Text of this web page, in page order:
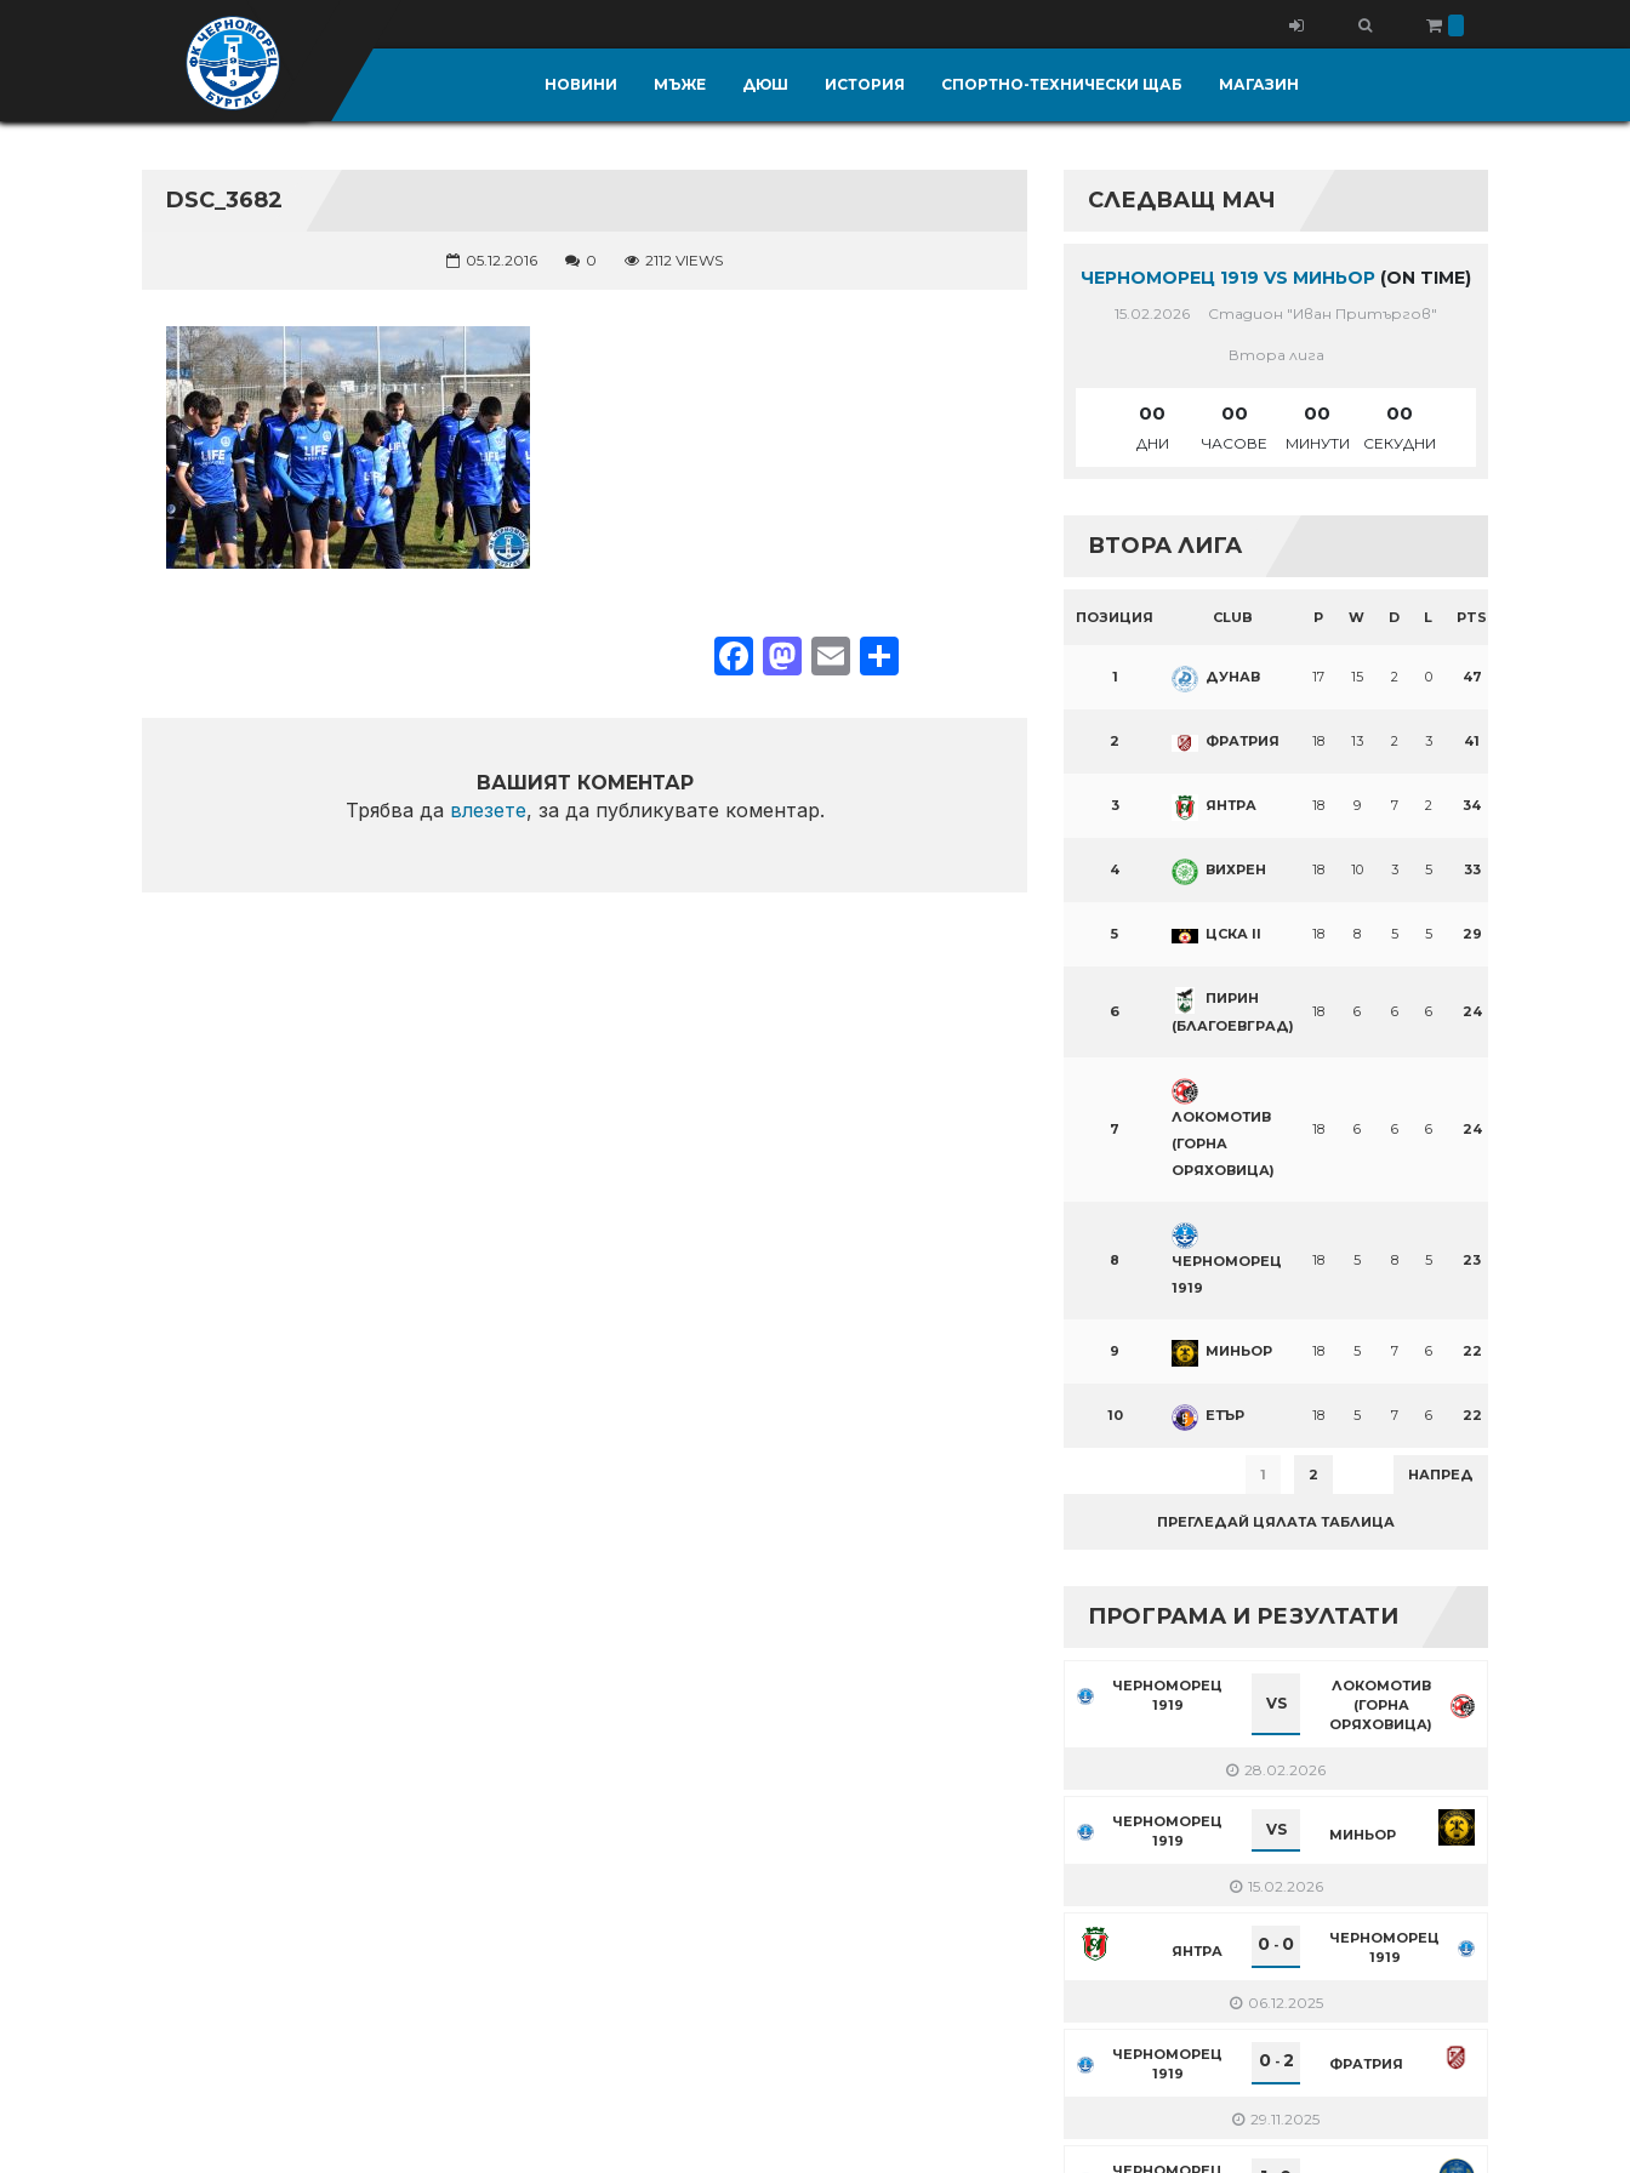
НОВИНИ МЪЖЕ ДЮШ ИСТОРИЯ СПОРТНО-ТЕХНИЧЕСКИ ЩАБ МАГАЗИН
DSC_3682
05.12.2016 0 2112 VIEWS
Facebook
Mastodon
EmailShare
ВАШИЯТ КОМЕНТАР
Трябва да влезете, за да публикувате коментар.
СЛЕДВАЩ МАЧ
ЧЕРНОМОРЕЦ 1919 VS МИНЬОР (ON TIME)
15.02.2026 Стадион "Иван Притъргов"
Втора лига
00
ДНИ
00
ЧАСОВЕ
00
МИНУТИ
00
СЕКУДНИ
ВТОРА ЛИГА
ПОЗИЦИЯ CLUB P W D L PTS
1 ДУНАВ 17 15 2 0 47
2 ФРАТРИЯ 18 13 2 3 41
3 ЯНТРА 18 9 7 2 34
4 ВИХРЕН 18 10 3 5 33
5 ЦСКА II 18 8 5 5 29
6
ПИРИН
(БЛАГОЕВГРАД)
18 6 6 6 24
7
ЛОКОМОТИВ
(ГОРНА
ОРЯХОВИЦА)
18 6 6 6 24
8
ЧЕРНОМОРЕЦ
1919
18 5 8 5 23
9 МИНЬОР 18 5 7 6 22
10 ЕТЪР 18 5 7 6 22
1 2 НАПРЕД
ПРЕГЛЕДАЙ ЦЯЛАТА ТАБЛИЦА
ПРОГРАМА И РЕЗУЛТАТИ
ЧЕРНОМОРЕЦ
1919
VS
ЛОКОМОТИВ
(ГОРНА
ОРЯХОВИЦА)
28.02.2026
ЧЕРНОМОРЕЦ
1919
VS МИНЬОР
15.02.2026
ЯНТРА 0 - 0
ЧЕРНОМОРЕЦ
1919
06.12.2025
ЧЕРНОМОРЕЦ
1919
0- 2 ФРАТРИЯ
29.11.2025